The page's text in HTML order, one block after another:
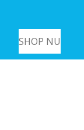
SHOP NU